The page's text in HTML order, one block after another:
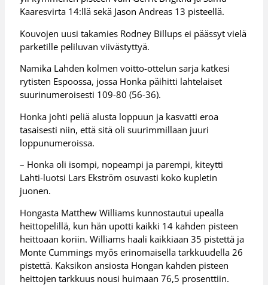
Kaaresvirta 14:llä sekä Jason Andreas 13 pisteellä.
Kouvojen uusi takamies Rodney Billups ei päässyt vielä
parketille peliluvan viivästyttyä.
Namika Lahden kolmen voitto-ottelun sarja katkesi
rytisten Espoossa, jossa Honka päihitti lahtelaiset
suurinumeroisesti 109-80 (56-36).
Honka johti peliä alusta loppuun ja kasvatti eroa
tasaisesti niin, että sitä oli suurimmillaan juuri
loppunumeroissa.
– Honka oli isompi, nopeampi ja parempi, kiteytti
Lahti-luotsi Lars Ekström osuvasti koko kupletin
juonen.
Hongasta Matthew Williams kunnostautui upealla
heittopelillä, kun hän upotti kaikki 14 kahden pisteen
heittoaan koriin. Williams haali kaikkiaan 35 pistettä ja
Monte Cummings myös erinomaisella tarkkuudella 26
pistettä. Kaksikon ansiosta Hongan kahden pisteen
heittojen tarkkuus nousi huimaan 76,5 prosenttiin.